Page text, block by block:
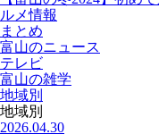
ルメ情報
まとめ
富山のニュース
テレビ
富山の雑学
地域別
地域別
2026.04.30